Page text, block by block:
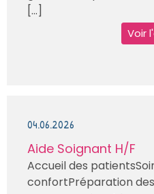
[...]
Voir
04.06.2026
Aide Soignant H/F
Accueil des
confortPréparation